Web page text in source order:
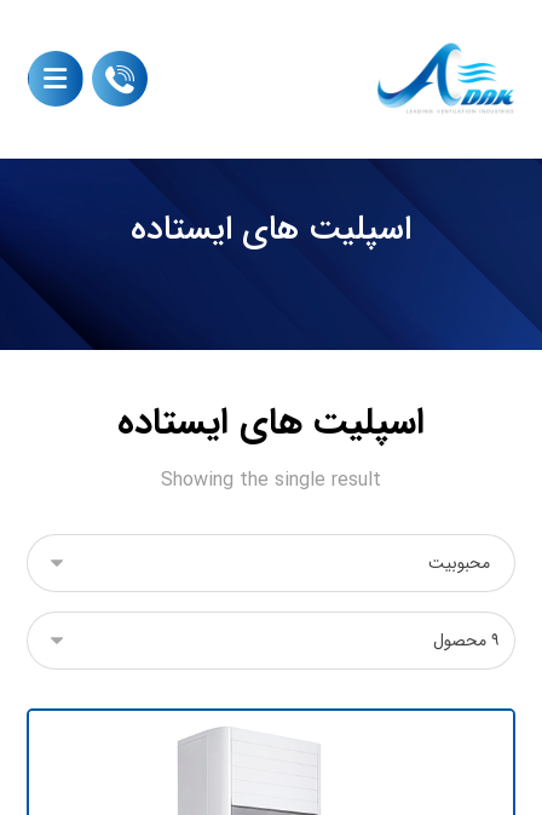
اسپلیت های ایستاده
اسپلیت های ایستاده
Showing the single result